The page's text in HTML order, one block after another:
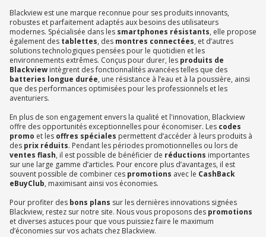
Blackview est une marque reconnue pour ses produits innovants,
robustes et parfaitement adaptés aux besoins des utilisateurs
modernes. Spécialisée dans les smartphones résistants, elle propose
également des tablettes, des montres connectées, et d’autres
solutions technologiques pensées pour le quotidien et les
environnements extrêmes. Conçus pour durer, les produits de
Blackview intègrent des fonctionnalités avancées telles que des
batteries longue durée, une résistance à l’eau et à la poussière, ainsi
que des performances optimisées pour les professionnels et les
aventuriers.
En plus de son engagement envers la qualité et l'innovation, Blackview
offre des opportunités exceptionnelles pour économiser. Les codes
promo et les offres spéciales permettent d’accéder à leurs produits à
des prix réduits. Pendant les périodes promotionnelles ou lors de
ventes flash, il est possible de bénéficier de réductions importantes
sur une large gamme d’articles. Pour encore plus d’avantages, il est
souvent possible de combiner ces promotions avec le CashBack
eBuyClub, maximisant ainsi vos économies.
Pour profiter des bons plans sur les dernières innovations signées
Blackview, restez sur notre site. Nous vous proposons des promotions
et diverses astuces pour que vous puissiez faire le maximum
d’économies sur vos achats chez Blackview.